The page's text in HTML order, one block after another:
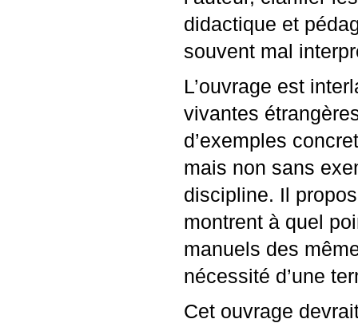
didactique et
souvent mal
L’ouvrage est
vivantes
d’exemples
mais non sans
discipline. Il
montrent à quel
manuels des
nécessité d’une
Cet ouvrage